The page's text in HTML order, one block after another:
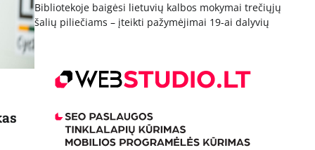
Bibliotekoje baigėsi lietuvių kalbos mokymai trečiųjų
šalių piliečiams – įteikti pažymėjimai 19-ai dalyvių